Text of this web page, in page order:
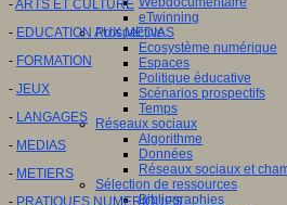
eTwinning
Prospective
Ecosystème numérique
Espaces
Politique éducative
Scénarios prospectifs
Temps
Réseaux sociaux
Algorithme
Données
Réseaux sociaux et
Sélection de ressources
Bibliographies
-ARTS ET CULTURE
- EDUCATION AUX MEDIAS
- FORMATION
- JEUX
- LANGAGES
- MEDIAS
- METIERS